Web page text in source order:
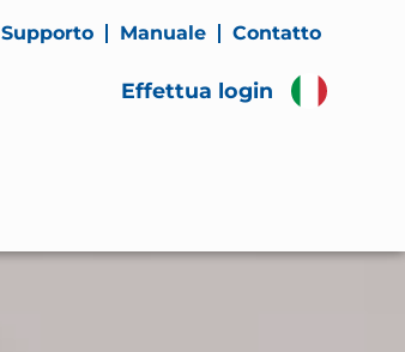
Supporto Manuale Contatto
Effettua login